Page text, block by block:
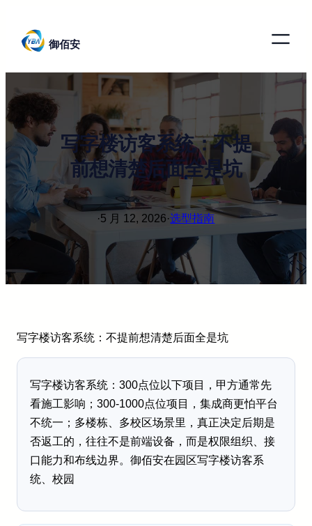
御佰安
写字楼访客系统：不提
前想清楚后面全是坑
·5 月 12, 2026·选型指南
写字楼访客系统：不提前想清楚后面全是坑
写字楼访客系统：300点位以下项目，甲方通常先
看施工影响；300-1000点位项目，集成商更怕平台
不统一；多楼栋、多校区场景里，真正决定后期是
否返工的，往往不是前端设备，而是权限组织、接
口能力和布线边界。御佰安在园区写字楼访客系
统、校园